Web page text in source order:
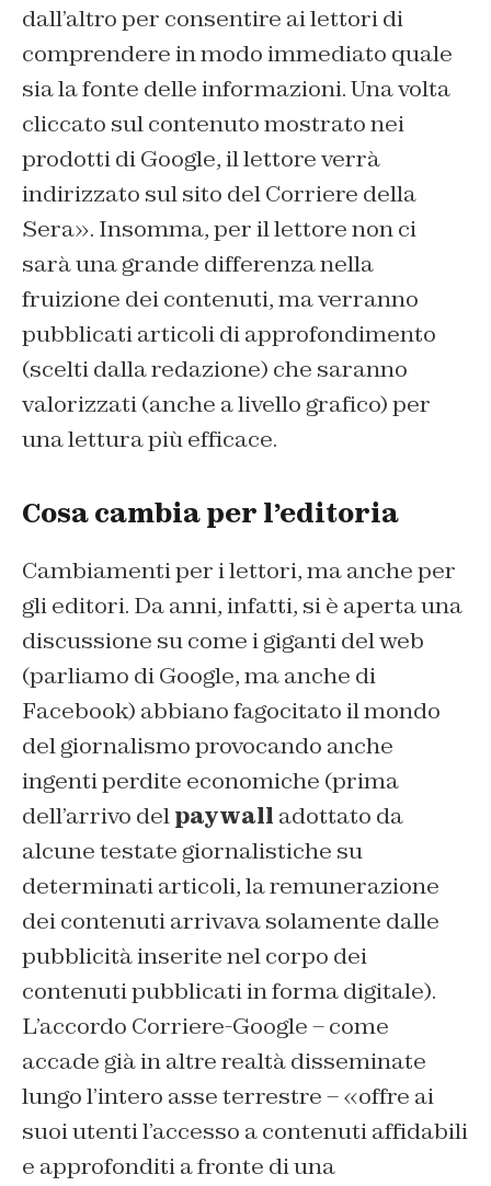
dall’altro per consentire ai lettori di
comprendere in modo immediato quale
sia la fonte delle informazioni. Una volta
cliccato sul contenuto mostrato nei
prodotti di Google, il lettore verrà
indirizzato sul sito del Corriere della
Sera». Insomma, per il lettore non ci
sarà una grande differenza nella
fruizione dei contenuti, ma verranno
pubblicati articoli di approfondimento
(scelti dalla redazione) che saranno
valorizzati (anche a livello grafico) per
una lettura più efficace.
Cosa cambia per l’editoria
Cambiamenti per i lettori, ma anche per
gli editori. Da anni, infatti, si è aperta una
discussione su come i giganti del web
(parliamo di Google, ma anche di
Facebook) abbiano fagocitato il mondo
del giornalismo provocando anche
ingenti perdite economiche (prima
dell’arrivo delpaywall adottato da
alcune testate giornalistiche su
determinati articoli, la remunerazione
dei contenuti arrivava solamente dalle
pubblicità inserite nel corpo dei
contenuti pubblicati in forma digitale).
L’accordo Corriere-Google – come
accade già in altre realtà disseminate
lungo l’intero asse terrestre – «offre ai
suoi utenti l’accesso a contenuti affidabili
e approfonditi a fronte di una